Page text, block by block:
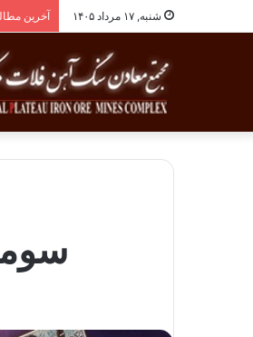
شنبه, ۱۷ مرداد ۱۴۰۵ آخرین